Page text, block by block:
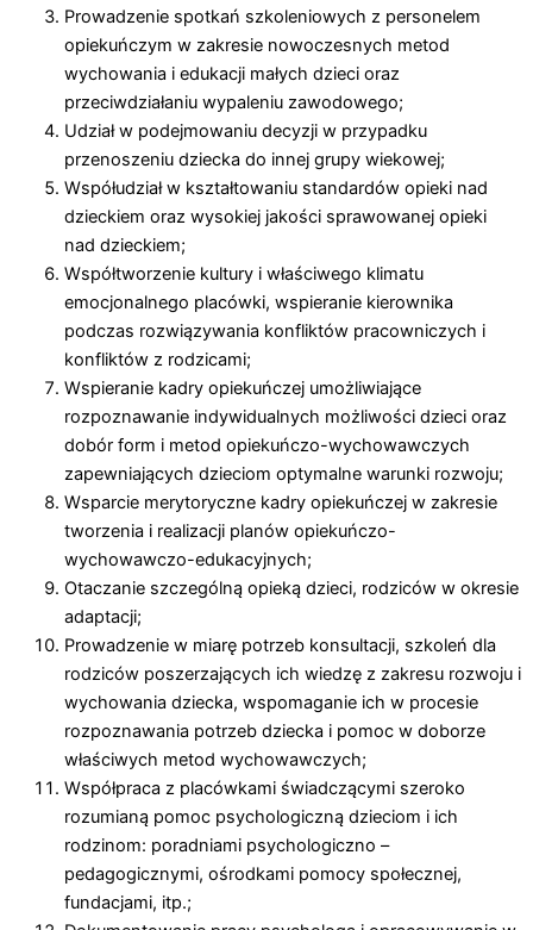
Prowadzenie spotkań szkoleniowych z personelem
opiekuńczym w zakresie nowoczesnych metod
wychowania i edukacji małych dzieci oraz
przeciwdziałaniu wypaleniu zawodowego;
Udział w podejmowaniu decyzji w przypadku
przenoszeniu dziecka do innej grupy wiekowej;
Współudział w kształtowaniu standardów opieki nad
dzieckiem oraz wysokiej jakości sprawowanej opieki
nad dzieckiem;
Współtworzenie kultury i właściwego klimatu
emocjonalnego placówki, wspieranie kierownika
podczas rozwiązywania konfliktów pracowniczych i
konfliktów z rodzicami;
Wspieranie kadry opiekuńczej umożliwiające
rozpoznawanie indywidualnych możliwości dzieci oraz
dobór form i metod opiekuńczo-wychowawczych
zapewniających dzieciom optymalne warunki rozwoju;
Wsparcie merytoryczne kadry opiekuńczej w zakresie
tworzenia i realizacji planów opiekuńczo-
wychowawczo-edukacyjnych;
Otaczanie szczególną opieką dzieci, rodziców w okresie
adaptacji;
Prowadzenie w miarę potrzeb konsultacji, szkoleń dla
rodziców poszerzających ich wiedzę z zakresu rozwoju i
wychowania dziecka, wspomaganie ich w procesie
rozpoznawania potrzeb dziecka i pomoc w doborze
właściwych metod wychowawczych;
Współpraca z placówkami świadczącymi szeroko
rozumianą pomoc psychologiczną dzieciom i ich
rodzinom: poradniami psychologiczno –
pedagogicznymi, ośrodkami pomocy społecznej,
fundacjami, itp.;